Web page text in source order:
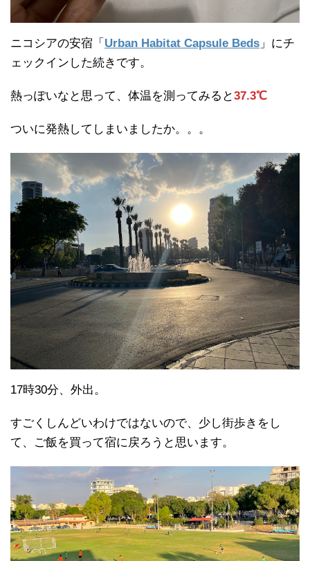
ニコシアの安宿「 Urban Habitat Capsule Beds 」にチ
ェックインした続きです。
熱っぽいなと思って、体温を測ってみると37.3℃
ついに発熱してしまいましたか。。。
17時30分、外出。
すごくしんどいわけではないので、少し街歩きをし
て、ご飯を買って宿に戻ろうと思います。